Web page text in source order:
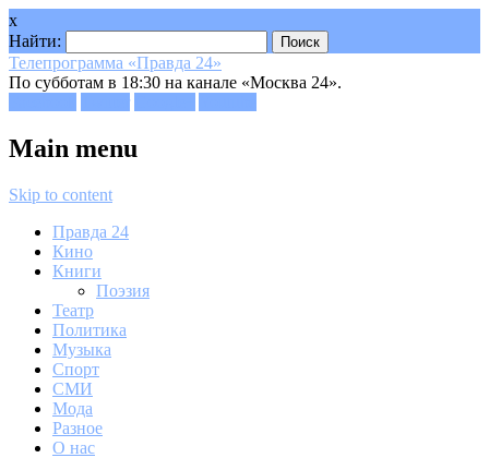
x
Найти:
Телепрограмма «Правда 24»
По субботам в 18:30 на канале «Москва 24».
Main menu
Skip to content
Правда 24
Кино
Книги
Поэзия
Театр
Политика
Музыка
Спорт
СМИ
Мода
Разное
О нас